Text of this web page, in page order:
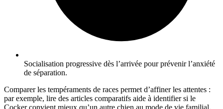
Socialisation progressive dès l’arrivée pour prévenir l’anxiété
de séparation.
Comparer les tempéraments de races permet d’affiner les attentes :
par exemple, lire des articles comparatifs aide à identifier si le
Cocker convient mieux qu’un autre chien au mode de vie familial,